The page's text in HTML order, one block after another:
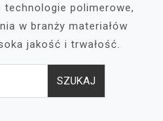
technologie polimerowe,
w branży materiałów
jakość i trwałość.